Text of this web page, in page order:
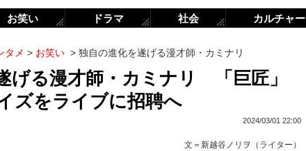
タメ > お笑い > 独自の進化を遂げる漫才師・カミナリ
げる漫才師・カミナリ 「巨匠」
ズをライブに招聘へ
2024/03/01 22:00
文＝ 新越谷ノリヲ（ライター）
お笑い ドラマ 社会 カルチャー